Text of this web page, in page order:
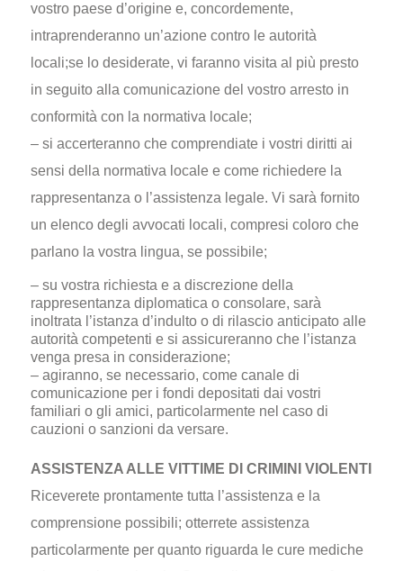
vostro paese d’origine e, concordemente,
intraprenderanno un’azione contro le autorità
locali;se lo desiderate, vi faranno visita al più presto
in seguito alla comunicazione del vostro arresto in
conformità con la normativa locale;
– si accerteranno che comprendiate i vostri diritti ai
sensi della normativa locale e come richiedere la
rappresentanza o l’assistenza legale. Vi sarà fornito
un elenco degli avvocati locali, compresi coloro che
parlano la vostra lingua, se possibile;
– su vostra richiesta e a discrezione della
rappresentanza diplomatica o consolare, sarà
inoltrata l’istanza d’indulto o di rilascio anticipato alle
autorità competenti e si assicureranno che l’istanza
venga presa in considerazione;
– agiranno, se necessario, come canale di
comunicazione per i fondi depositati dai vostri
familiari o gli amici, particolarmente nel caso di
cauzioni o sanzioni da versare.
ASSISTENZA ALLE VITTIME DI CRIMINI VIOLENTI
Riceverete prontamente tutta l’assistenza e la
comprensione possibili; otterrete assistenza
particolarmente per quanto riguarda le cure mediche